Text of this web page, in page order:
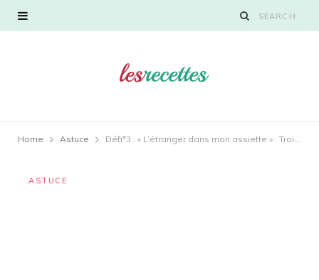
Home Astuce Défi*3 : « L’étranger dans mon assiette » : Trois épices : aneth, cardamome et colombo.
ASTUCE